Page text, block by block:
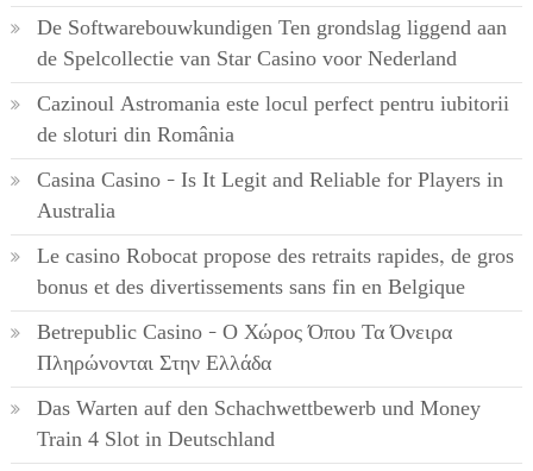
De Softwarebouwkundigen Ten grondslag liggend aan
de Spelcollectie van Star Casino voor Nederland
Cazinoul Astromania este locul perfect pentru iubitorii
de sloturi din România
Casina Casino – Is It Legit and Reliable for Players in
Australia
Le casino Robocat propose des retraits rapides, de gros
bonus et des divertissements sans fin en Belgique
Betrepublic Casino – Ο Χώρος Όπου Τα Όνειρα
Πληρώνονται Στην Ελλάδα
Das Warten auf den Schachwettbewerb und Money
Train 4 Slot in Deutschland